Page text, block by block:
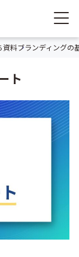
資料ブランディングの
ト